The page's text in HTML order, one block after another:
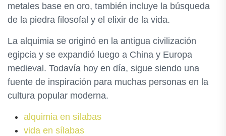
metales base en oro, también incluye la búsqueda
de la piedra filosofal y el elixir de la vida.
La alquimia se originó en la antigua civilización
egipcia y se expandió luego a China y Europa
medieval. Todavía hoy en día, sigue siendo una
fuente de inspiración para muchas personas en la
cultura popular moderna.
alquimia en sílabas
vida en sílabas